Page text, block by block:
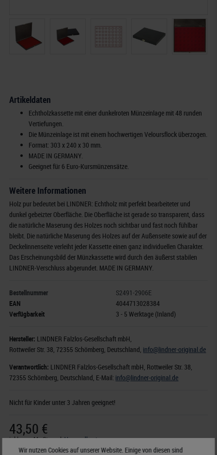
Artikeldaten
Echtholzkassette mit einer dunkelroten Münzeinlage mit 48 runden
Vertiefungen.
Die Münzeinlage ist mit einem hochwertigen Veloursflock überzogen.
Format: 303 x 240 x 30 mm.
MADE IN GERMANY.
Geeignet für 6 Euro-Kursmünzensätze.
Weitere Informationen
Holz pur bedeutet bei LINDNER: Echtholz mit perfekt bearbeiteter und
dunkel gebeizter Oberfläche. Die Oberfläche ist gerade so transparent, dass
die natürliche Maserung des Holzes noch sichtbar und fast noch fühlbar
bleibt. Die natürliche Maserung des Holzes auf der Außenseite sowie auf der
Deckelinnenseite verleiht jeder Kassette einen ganz individuellen Charakter.
Das Erscheinungsbild der Münzkassette wird durch den äußerst stabilen
LINDNER-Verschluss abgerundet. MADE IN GERMANY.
Bestellnummer
S2491-2906E
EAN
4044713028384
Verfügbarkeit
3 - 5 Werktage (Inland)
Hersteller: LINDNER Falzlos-Gesellschaft mbH,
Rottweiler Str. 38, 72355 Schömberg, Deutschland, info@lindner-original.de
Verantwortlich: LINDNER Falzlos-Gesellschaft mbH, Rottweiler Str. 38,
72355 Schömberg, Deutschland, E-Mail: info@lindner-original.de
Nicht für Kinder unter 3 Jahren geeignet!
43,50 €
inkl. ges. MwSt.zzgl.Versandkosten
Wir nutzen Cookies auf unserer Website. Einige von diesen sind